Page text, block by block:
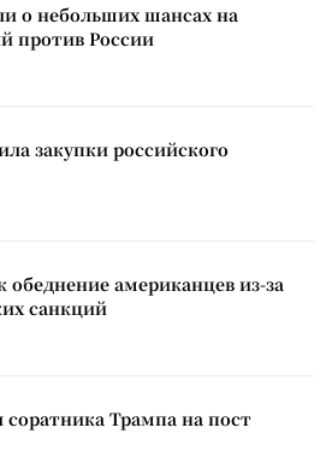
о небольших шансах на
против России
закупки российского
обеднение американцев из-за
санкций
Трампа на пост